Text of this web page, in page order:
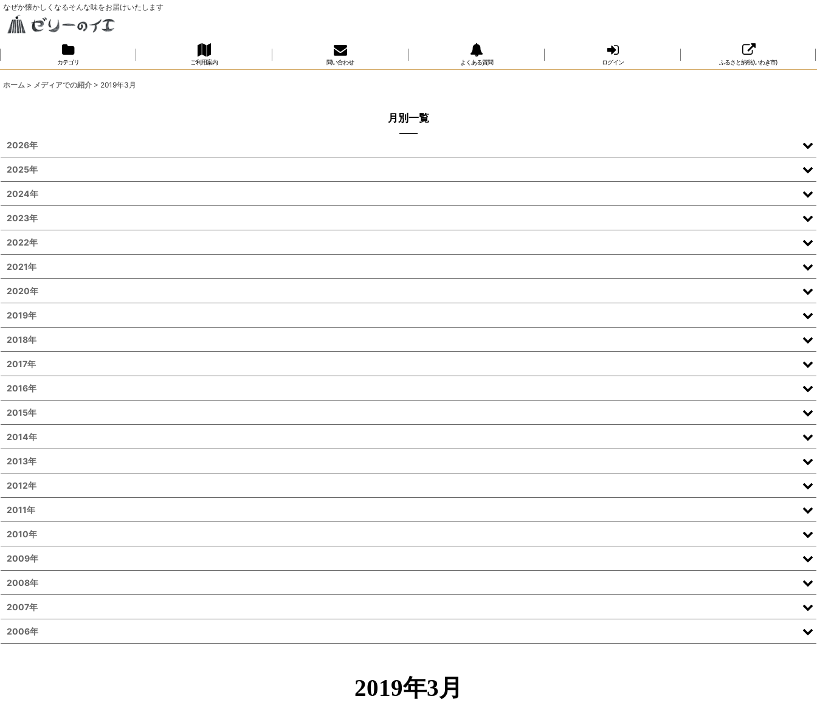
なぜか懐かしくなるそんな味をお届けいたします
カテゴリ ご利用案内 問い合わせ よくある質問 ログイン ふるさと納税(いわき市)
ホーム > メディアでの紹介 > 2019年3月
2019年3月
月別一覧
2026年
2025年
2024年
2023年
2022年
2021年
2020年
2019年
2018年
2017年
2016年
2015年
2014年
2013年
2012年
2011年
2010年
2009年
2008年
2007年
2006年